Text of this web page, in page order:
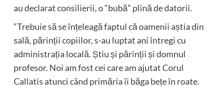
au declarat consilierii, o “bubă” plină de datorii.
“Trebuie să se înțeleagă faptul că oamenii aștia din
sală, părinții copiilor, s-au luptat ani întregi cu
administrația locală. Știu și părinții și domnul
profesor. Noi am fost cei care am ajutat Corul
Callatis atunci când primăria îi băga bețe în roate.